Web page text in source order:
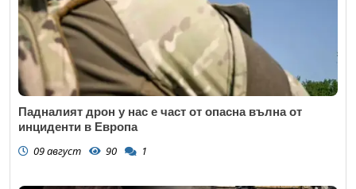
Падналият дрон у нас е част от опасна вълна от
инциденти в Европа
09 август 90 1